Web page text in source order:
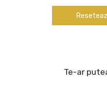
Te-ar